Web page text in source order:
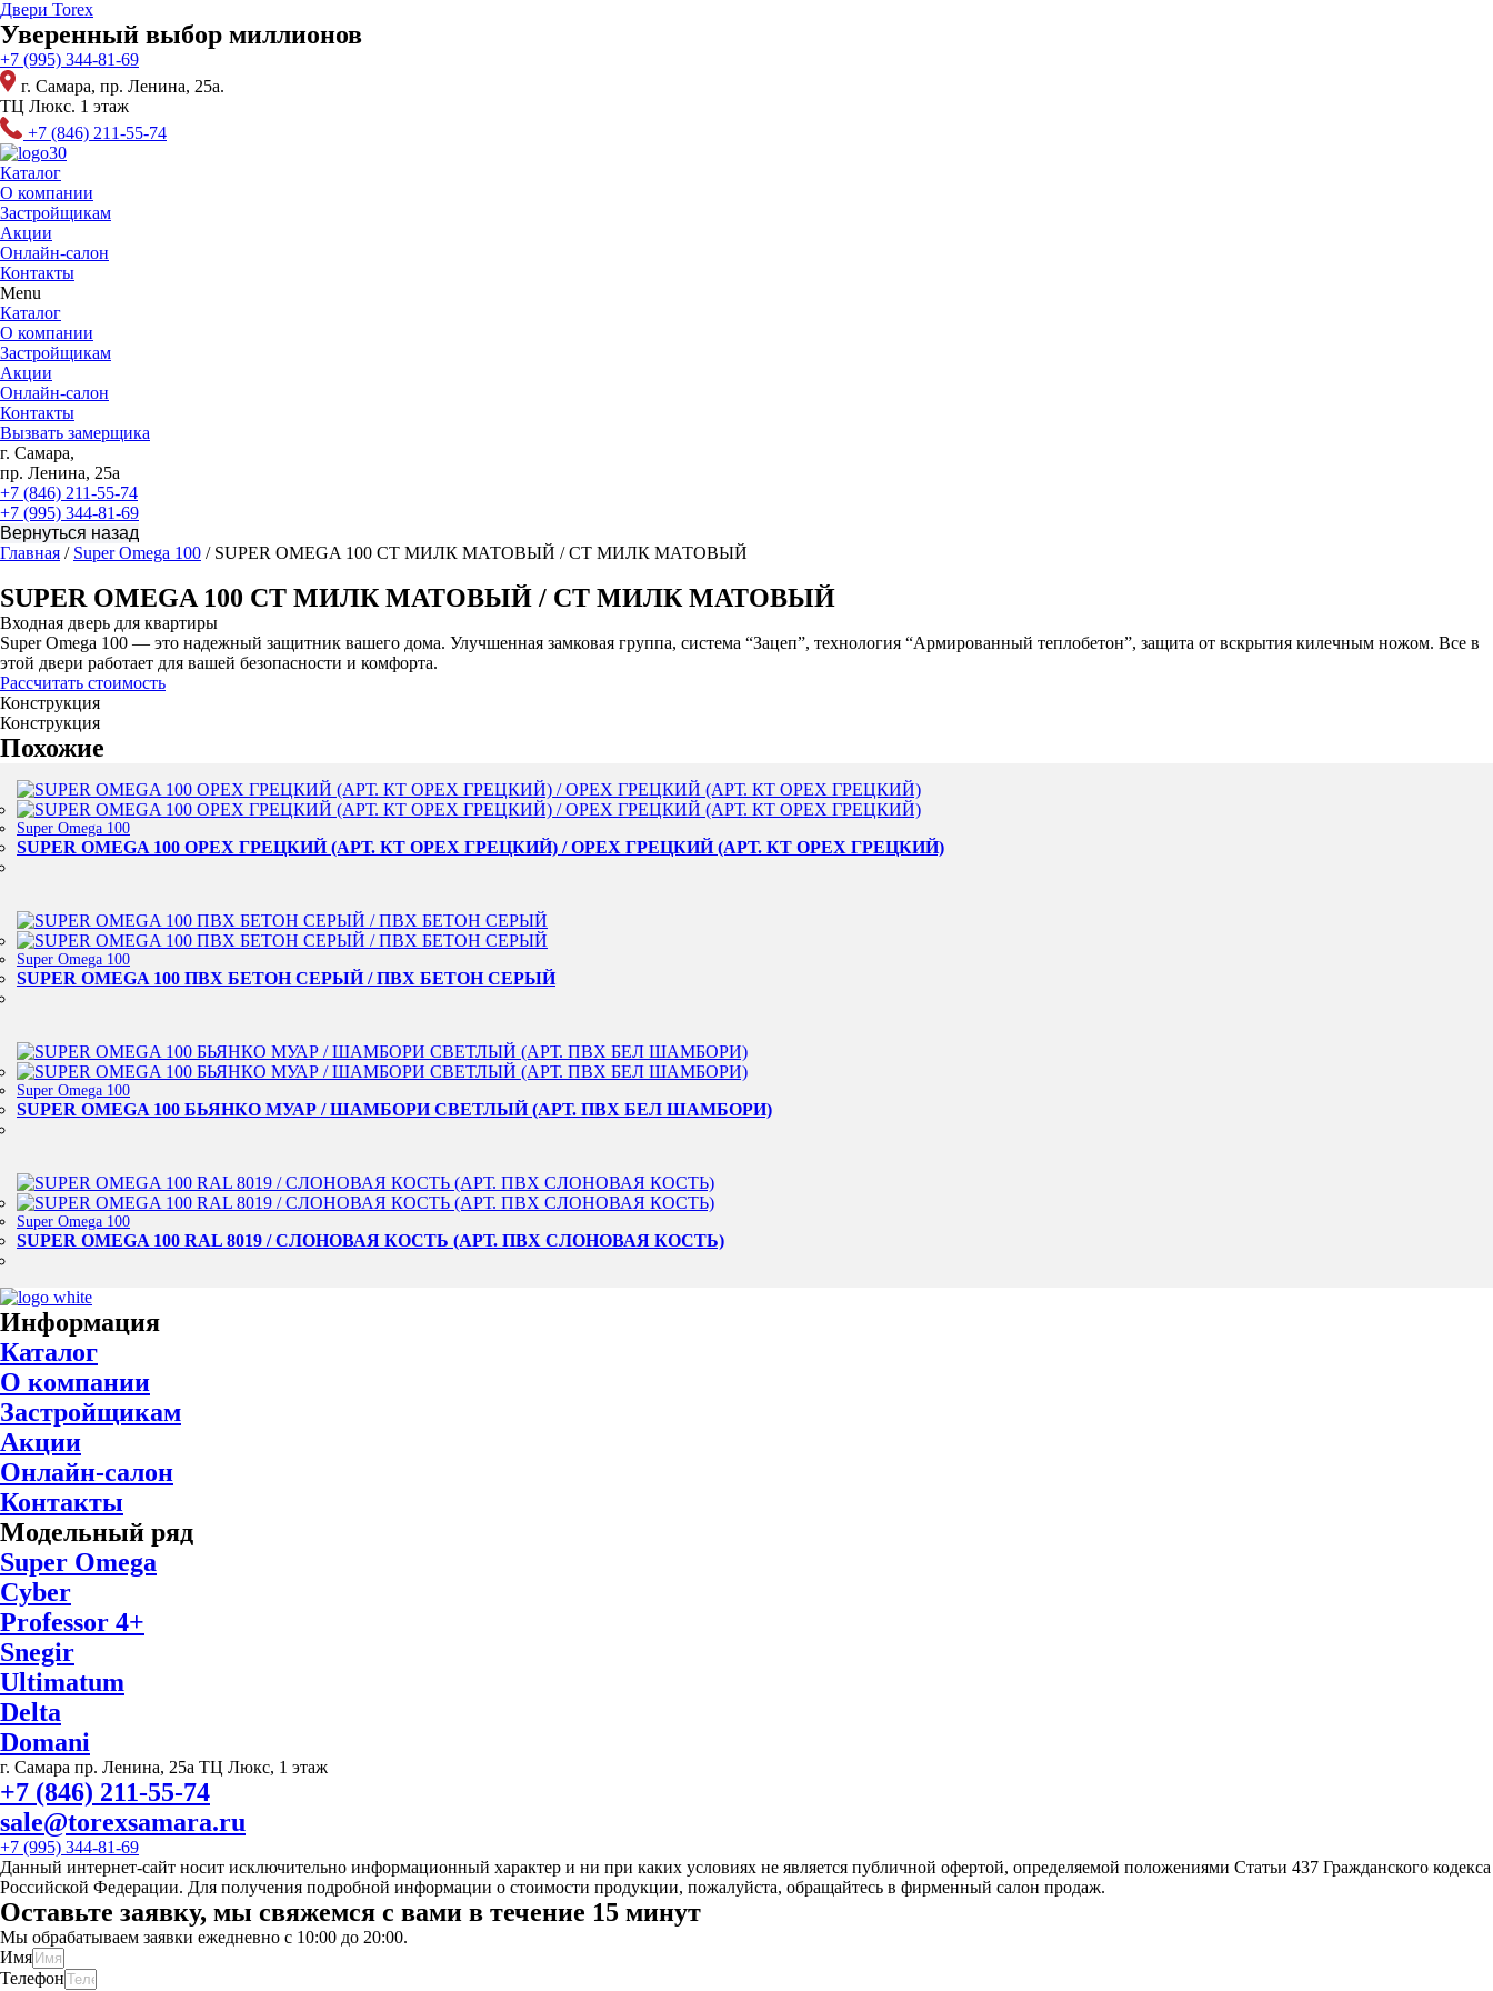
Перейти
к
содержимому
Двери Torex
Уверенный выбор миллионов
+7 (995) 344-81-69
г. Самара, пр. Ленина, 25а.
ТЦ Люкс. 1 этаж
+7 (846) 211-55-74
Каталог
О компании
Застройщикам
Акции
Онлайн-салон
Контакты
Menu
Каталог
О компании
Застройщикам
Акции
Онлайн-салон
Контакты
Вызвать замерщика
г. Самара,
пр. Ленина, 25а
+7 (846) 211-55-74
+7 (995) 344-81-69
Главная / Super Omega 100 / SUPER OMEGA 100 СТ МИЛК МАТОВЫЙ / СТ МИЛК МАТОВЫЙ
SUPER OMEGA 100 СТ МИЛК МАТОВЫЙ / СТ МИЛК МАТОВЫЙ
Входная дверь для квартиры
Super Omega 100 — это надежный защитник вашего дома. Улучшенная замковая группа, система “Зацеп”, технология “Армированный теплобетон”, защита от вскрытия килечным ножом. Все в
этой двери работает для вашей безопасности и комфорта.
Рассчитать стоимость
Конструкция
Конструкция
Похожие
Super Omega 100
SUPER OMEGA 100 ОРЕХ ГРЕЦКИЙ (АРТ. КТ ОРЕХ ГРЕЦКИЙ) / ОРЕХ ГРЕЦКИЙ (АРТ. КТ ОРЕХ ГРЕЦКИЙ)
Super Omega 100
SUPER OMEGA 100 ПВХ БЕТОН СЕРЫЙ / ПВХ БЕТОН СЕРЫЙ
Super Omega 100
SUPER OMEGA 100 БЬЯНКО МУАР / ШАМБОРИ СВЕТЛЫЙ (АРТ. ПВХ БЕЛ ШАМБОРИ)
Super Omega 100
SUPER OMEGA 100 RAL 8019 / СЛОНОВАЯ КОСТЬ (АРТ. ПВХ СЛОНОВАЯ КОСТЬ)
Информация
Каталог
О компании
Застройщикам
Акции
Онлайн-салон
Контакты
Модельный ряд
Super Omega
Cyber
Professor 4+
Snegir
Ultimatum
Delta
Domani
г. Самара пр. Ленина, 25а ТЦ Люкс, 1 этаж
+7 (846) 211-55-74
sale@torexsamara.ru
+7 (995) 344-81-69
Данный интернет-сайт носит исключительно информационный характер и ни при каких условиях не является публичной офертой, определяемой положениями Статьи 437 Гражданского кодекса
Российской Федерации. Для получения подробной информации о стоимости продукции, пожалуйста, обращайтесь в фирменный салон продаж.
Оставьте заявку, мы свяжемся с вами в течение 15 минут
Мы обрабатываем заявки ежедневно с 10:00 до 20:00.
Имя
Телефон